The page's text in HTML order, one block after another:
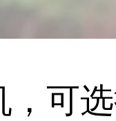
，可